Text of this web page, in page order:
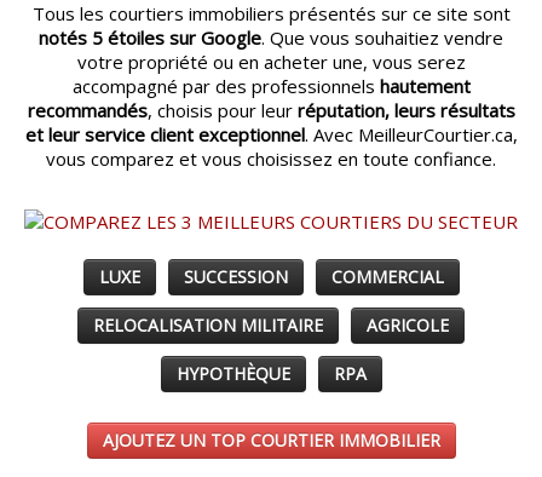
CATÉGORIES▼
ACHETEUR / VENDEUR▼
ENTREPRENEURS▼
ESPACE COURTIER ▼
Tous les courtiers immobiliers présentés sur ce site sont
notés 5 étoiles sur Google. Que vous souhaitiez vendre
votre propriété ou en acheter une, vous serez
accompagné par des professionnels hautement
recommandés, choisis pour leur réputation, leurs résultats
et leur service client exceptionnel. Avec MeilleurCourtier.ca,
vous comparez et vous choisissez en toute confiance.
LUXE SUCCESSION COMMERCIAL
RELOCALISATION MILITAIRE AGRICOLE
HYPOTHÈQUE RPA
AJOUTEZ UN TOP COURTIER IMMOBILIER